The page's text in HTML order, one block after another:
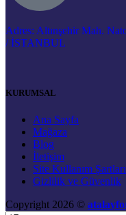
Adres: Altınşehir Mah.
/ İSTANBUL
KURUMSAL
Ana Sayfa
Mağaza
Blog
İletişim
Site Kullanım Şartları
Gizlilik ve Güvenlik
Copyright 2026 ©